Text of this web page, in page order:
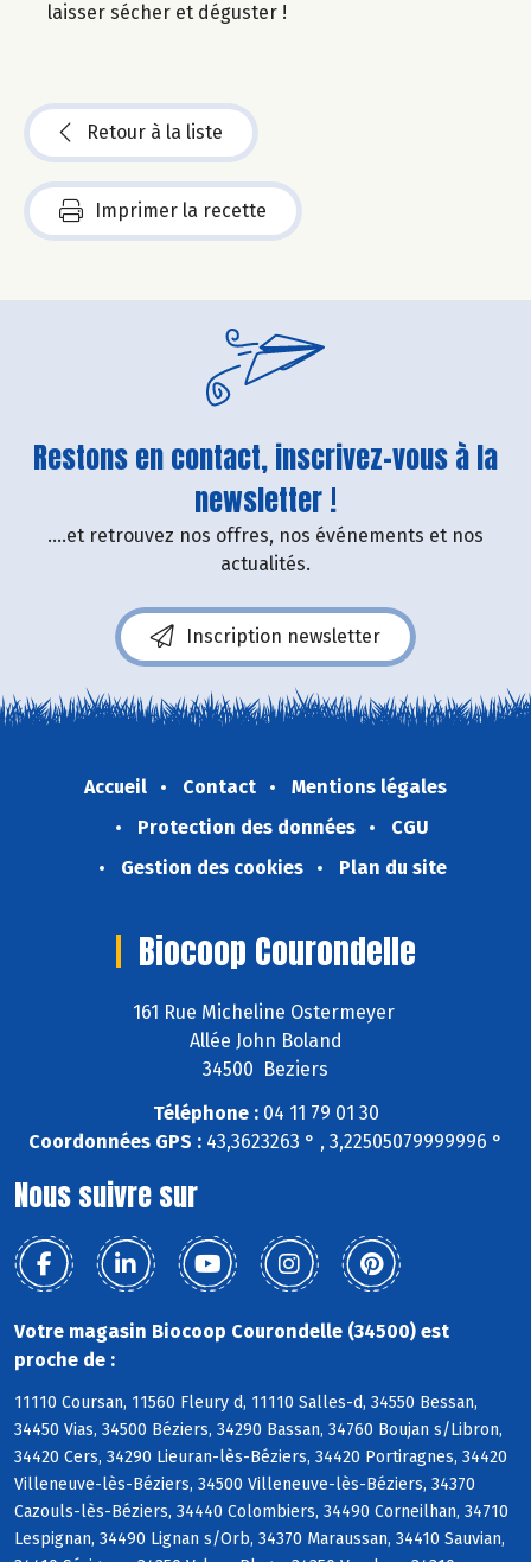
laisser sécher et déguster !
Retour à la liste
Imprimer la recette
Restons en contact, inscrivez-vous à la
newsletter !
....et retrouvez nos offres, nos événements et nos
actualités.
Inscription newsletter
Accueil Contact
Mentions légales
Protection des données
CGU
Gestion des cookies
Plan du site
Biocoop Courondelle
161 Rue Micheline Ostermeyer
Allée John Boland
34500 Beziers
Téléphone :04 11 79 01 30
Coordonnées GPS : 43,3623263 ° , 3,22505079999996 °
Nous suivre sur
Votre magasin Biocoop Courondelle (34500) est
proche de :
11110 Coursan, 11560 Fleury d, 11110 Salles-d, 34550 Bessan,
34450 Vias, 34500 Béziers, 34290 Bassan, 34760 Boujan s/Libron,
34420 Cers, 34290 Lieuran-lès-Béziers, 34420 Portiragnes, 34420
Villeneuve-lès-Béziers, 34500 Villeneuve-lès-Béziers, 34370
Cazouls-lès-Béziers, 34440 Colombiers, 34490 Corneilhan, 34710
Lespignan, 34490 Lignan s/Orb, 34370 Maraussan, 34410 Sauvian,